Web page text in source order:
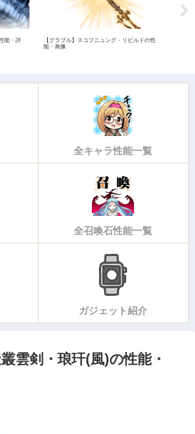
能・評
【グラブル】スコフニュング・リビルドの性
能・画像
全キャラ性能一覧
全召喚石性能一覧
ガジェット紹介
雲剣・琅玕(風)の性能・